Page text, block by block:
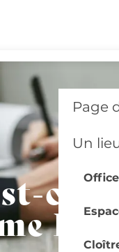
Page
Un
ce